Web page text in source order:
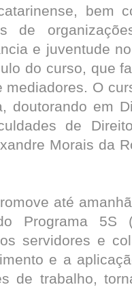
bem
de
e juventude
do curso, que
mediadores. O
doutorando em
de
Morais da
até
Programa
servidores e
e a
de trabalho,